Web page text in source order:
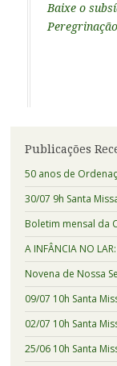
Baixe o
Publicações
50 anos de
30/07 9h Santa
Boletim mensal da
A INFÂNCIA NO LAR:
Novena de Nossa
09/07 10h Santa
02/07 10h Santa
25/06 10h Santa